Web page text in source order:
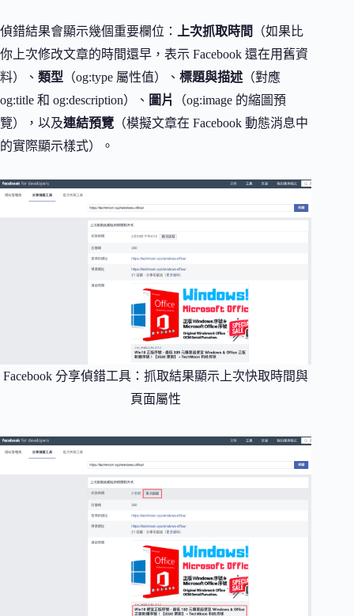
偵錯結果會顯示幾個重要欄位： 上次抓取時間
（如果比
你上次修改文章的時間還早，表示 Facebook 還在用舊資
料）、 類型 （og:type 屬性值）、 標題與描述 （對應
og:title 和 og:description）、 圖片
（og:image 的縮圖預
覽），以及連結預覽 （模擬文章在 Facebook 動態消息中
的實際顯示樣式）。
Facebook 分享偵錯工具：抓取結果顯示上次快取時間與
頁面屬性